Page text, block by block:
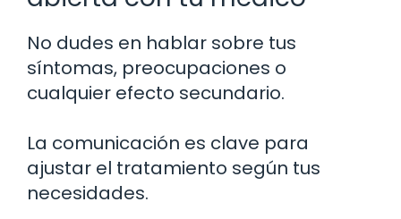
No dudes en hablar sobre tus
síntomas, preocupaciones o
cualquier efecto secundario.
La comunicación es clave para
ajustar el tratamiento según tus
necesidades.